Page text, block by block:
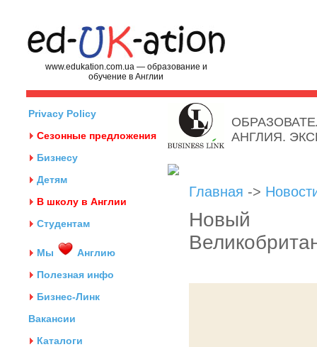
www.edukation.com.ua — образование и
обучение в Англии
Privacy Policy
Сезонные предложения
Бизнесу
Детям
В школу в Англии
Студентам
Мы
Англию
Полезная инфо
Бизнес-Линк
Вакансии
Каталоги
АНГЛИЯ.
Главная ->
Новый